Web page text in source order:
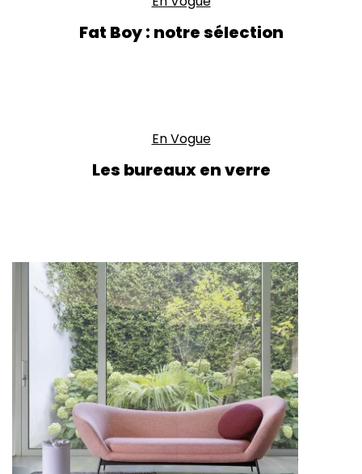
Fat Boy : notre sélection
En Vogue
Les bureaux en verre